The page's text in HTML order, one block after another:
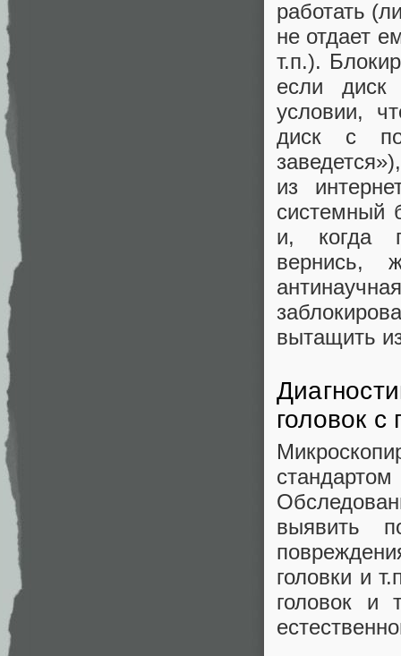
работать
не отдает
т.п.).
если диск
условии,
диск с
из
системный
и, когда
вернись,
вытащить
головок
выявить
головки и
головок и